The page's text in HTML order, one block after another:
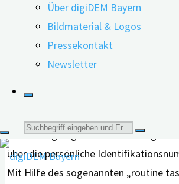
Über digiDEM Bayern
Bildmaterial & Logos
Pressekontakt
Newsletter
Suche
nach:
Um diese Frage zu beantworten,
Forschenden Daten der „HUNT 70+“-
eine fortlaufende, bevölkerungsbasierte
(Norwegen). Informationen zu
Verwaltungsregistern des
über die persönliche
Mit Hilfe des sogenannten „routine